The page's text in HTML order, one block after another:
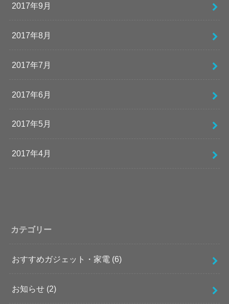
2017年9月
2017年8月
2017年7月
2017年6月
2017年5月
2017年4月
カテゴリー
おすすめガジェット・家電 (6)
お知らせ (2)